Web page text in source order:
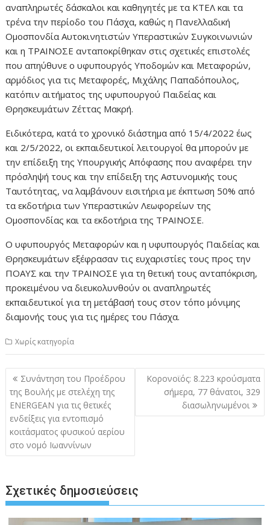
αναπληρωτές δάσκαλοι και καθηγητές με τα ΚΤΕΛ και τα
τρένα την περίοδο του Πάσχα, καθώς η Πανελλαδική
Ομοσπονδία Αυτοκινητιστών Υπεραστικών Συγκοινωνιών
και η ΤΡΑΙΝΟΣΕ ανταποκρίθηκαν στις σχετικές επιστολές
που απηύθυνε ο υφυπουργός Υποδομών και Μεταφορών,
αρμόδιος για τις Μεταφορές, Μιχάλης Παπαδόπουλος,
κατόπιν αιτήματος της υφυπουργού Παιδείας και
Θρησκευμάτων Ζέττας Μακρή.
Ειδικότερα, κατά το χρονικό διάστημα από 15/4/2022 έως
και 2/5/2022, οι εκπαιδευτικοί λειτουργοί θα μπορούν με
την επίδειξη της Υπουργικής Απόφασης που αναφέρει την
πρόσληψή τους και την επίδειξη της Αστυνομικής τους
Ταυτότητας, να λαμβάνουν εισιτήρια με έκπτωση 50% από
τα εκδοτήρια των Υπεραστικών Λεωφορείων της
Ομοσπονδίας και τα εκδοτήρια της ΤΡΑΙΝΟΣΕ.
Ο υφυπουργός Μεταφορών και η υφυπουργός Παιδείας και
Θρησκευμάτων εξέφρασαν τις ευχαριστίες τους προς την
ΠΟΑΥΣ και την ΤΡΑΙΝΟΣΕ για τη θετική τους ανταπόκριση,
προκειμένου να διευκολυνθούν οι αναπληρωτές
εκπαιδευτικοί για τη μετάβασή τους στον τόπο μόνιμης
διαμονής τους για τις ημέρες του Πάσχα.
Χωρίς κατηγορία
Πλοήγηση
άρθρων
Συνάντηση του Προέδρου
της Βουλής με στελέχη της
ENERGEAN για τις θετικές
ενδείξεις για εντοπισμό
κοιτάσματος φυσικού αερίου
στο νομό Ιωαννίνων
Κορονοϊός: 8.223 κρούσματα
σήμερα, 77 θάνατοι, 329
διασωληνωμένοι
Σχετικές δημοσιεύσεις